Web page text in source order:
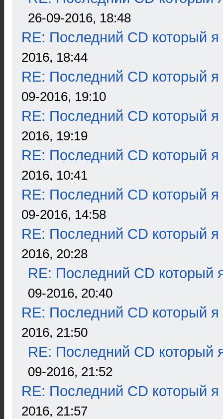
26-09-2016, 18:48
RE: Последний CD который я
2016, 18:44
RE: Последний CD который я
09-2016, 19:10
RE: Последний CD который я
2016, 19:19
RE: Последний CD который я
2016, 10:41
RE: Последний CD который я
09-2016, 14:58
RE: Последний CD который я
2016, 20:28
RE: Последний CD который
09-2016, 20:40
RE: Последний CD который я
2016, 21:50
RE: Последний CD который
09-2016, 21:52
RE: Последний CD который я
2016, 21:57